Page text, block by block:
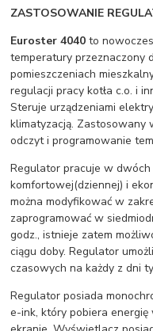
ZASTOSOWANIE
Euroster 4040 to
temperatury przeznaczony
pomieszczeniach
regulacji pracy kotła c.o. i
Steruje urządzeniami
klimatyzacją. Zastosowany
odczyt i programowanie
Regulator pracuje w
komfortowej(dziennej) i
można modyfikować w
zaprogramować w
godz., istnieje zatem
ciągu doby. Regulator
czasowych na każdy z dni
Regulator posiada
e-ink, który pobiera energię